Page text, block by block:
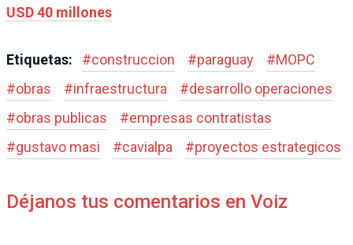
USD 40 millones
Etiquetas: #construccion #paraguay #MOPC
#obras #infraestructura #desarrollo operaciones
#obras publicas #empresas contratistas
#gustavo masi #cavialpa #proyectos estrategicos
Déjanos tus comentarios en Voiz